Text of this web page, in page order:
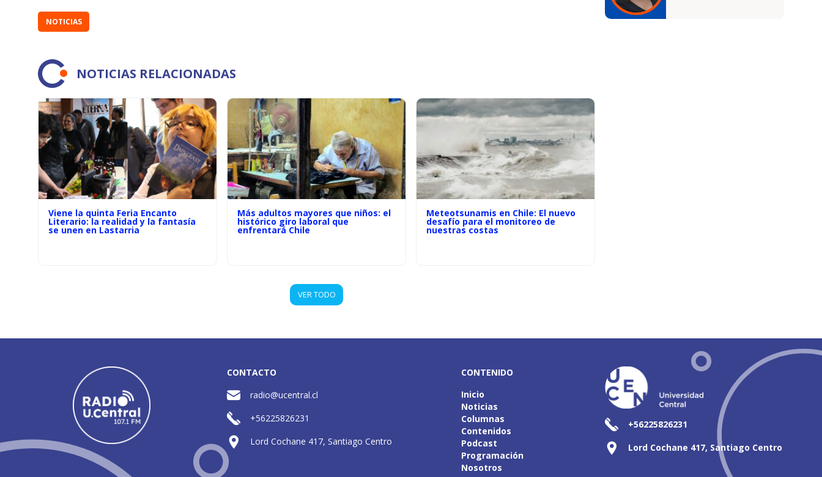
NOTICIAS
NOTICIAS RELACIONADAS
Viene la quinta Feria Encanto
Literario: la realidad y la fantasía
se unen en Lastarria
Más adultos mayores que niños: el
histórico giro laboral que
enfrentará Chile
Meteotsunamis en Chile: El nuevo
desafío para el monitoreo de
nuestras costas
VER TODO
CONTACTO
radio@ucentral.cl
+56225826231
Lord Cochane 417, Santiago Centro
CONTENIDO
Inicio
Noticias
Columnas
Contenidos
Podcast
Programación
Nosotros
+56225826231
Lord Cochane 417, Santiago Centro